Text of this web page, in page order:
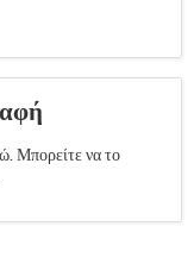
Μπορείτε να το